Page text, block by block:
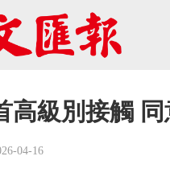
高級別接觸
04-16